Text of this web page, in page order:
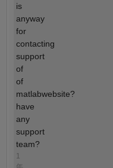
is
anyway
for
contacting
support
of
of
matlabwebsite?
have
any
support
team?
1